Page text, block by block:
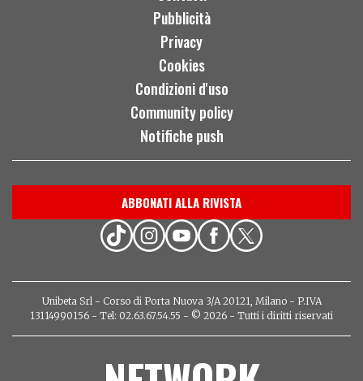
Pubblicità
Privacy
Cookies
Condizioni d'uso
Community policy
Notifiche push
ABBONATI ALLA RIVISTA
Unibeta Srl - Corso di Porta Nuova 3/A 20121, Milano - P.IVA
13114990156 - Tel: 02.63.67.54.55 - © 2026 - Tutti i diritti riservati